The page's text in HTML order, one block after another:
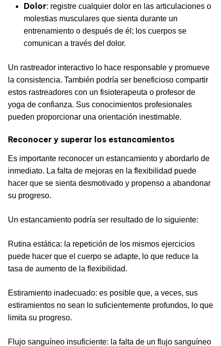
Dolor: registre cualquier dolor en las articulaciones o
molestias musculares que sienta durante un
entrenamiento o después de él; los cuerpos se
comunican a través del dolor.
Un rastreador interactivo lo hace responsable y promueve
la consistencia. También podría ser beneficioso compartir
estos rastreadores con un fisioterapeuta o profesor de
yoga de confianza. Sus conocimientos profesionales
pueden proporcionar una orientación inestimable.
Reconocer y superar los estancamientos
Es importante reconocer un estancamiento y abordarlo de
inmediato. La falta de mejoras en la flexibilidad puede
hacer que se sienta desmotivado y propenso a abandonar
su progreso.
Un estancamiento podría ser resultado de lo siguiente:
Rutina estática: la repetición de los mismos ejercicios
puede hacer que el cuerpo se adapte, lo que reduce la
tasa de aumento de la flexibilidad.
Estiramiento inadecuado: es posible que, a veces, sus
estiramientos no sean lo suficientemente profundos, lo que
limita su progreso.
Flujo sanguíneo insuficiente: la falta de un flujo sanguíneo